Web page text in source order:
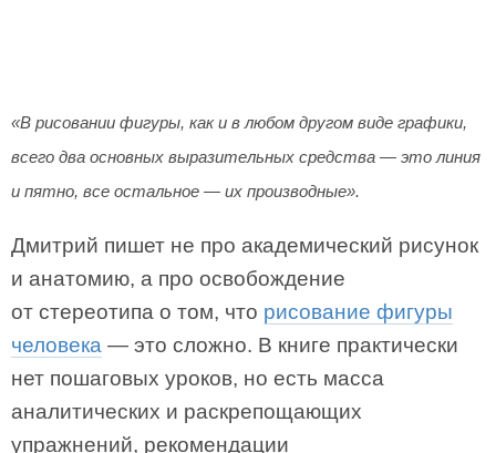
«В рисовании фигуры, как и в любом другом виде графики,
всего два основных выразительных средства — это линия
и пятно, все остальное — их производные».
Дмитрий пишет не про академический рисунок
и анатомию, а про освобождение
от стереотипа о том, что рисование фигуры
человека — это сложно. В книге практически
нет пошаговых уроков, но есть масса
аналитических и раскрепощающих
упражнений, рекомендации